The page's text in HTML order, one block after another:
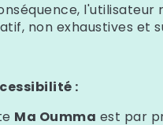
non exhaustives et
:
Ma Oumma est par